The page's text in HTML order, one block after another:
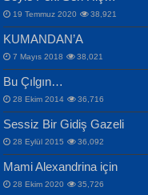
İPEK ACAR SERT
Gazze’nin Şecaati,
Selahattin Yıldız
İdrakimle Üşürken...
ERDEM BAYAZIT
Sana, Bana,
İnsanlarına Dair...
19 Temmuz 2020 38,921
KUMANDAN’A
7 Mayıs 2018 38,021
Bu Çılgın…
28 Ekim 2014 36,716
Sessiz Bir Gidiş Gazeli
28 Eylül 2015 36,092
Mami Alexandrina için
28 Ekim 2020 35,726